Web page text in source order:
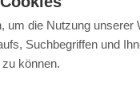
um die Nutzung
Suchbegriffen und
können.